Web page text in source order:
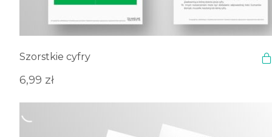
Szorstkie cyfry
6,99 zł